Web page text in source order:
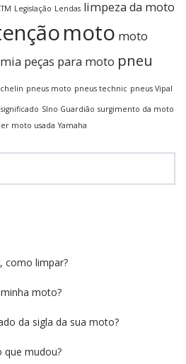
Legislação Lendas limpeza da moto
moto moto
peças para moto pneu
pneus moto pneus technic pneus Vipal
significado SIno Guardião surgimento da moto
moto usada Yamaha
como limpar?
moto?
da sigla da sua moto?
que mudou?